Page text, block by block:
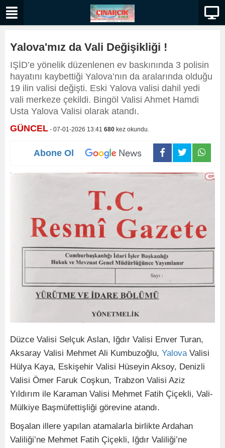
Yalova'mız da Vali Değişikliği !
IŞİD’e yönelik düzenlenen ev baskınında 3 polisin
hayatını kaybettiği Yalova’nın da aralarında olduğu
19 ilin valisi değişti. Eski Yalova valisi dahil yedi
vali merkeze çekildi. Bingöl Valisi Ahmet Hamdi
Usta Yalova Valisi olarak atandı.
GÜNCEL - 07-01-2026 13:41 680 kez okundu.
Abone Ol
Düzce Valisi Selçuk Aslan, Iğdır Valisi Enver Turan,
Aksaray Valisi Mehmet Ali Kumbuzoğlu, YalovaValisi
Hülya Kaya, Eskişehir Valisi Hüseyin Aksoy, Denizli
Valisi Ömer Faruk Coşkun, Trabzon Valisi Aziz
Yıldırım ile Karaman Valisi Mehmet Fatih Çiçekli, Vali-
Mülkiye Başmüfettişliği görevine atandı.
Boşalan illere yapılan atamalarla birlikte Ardahan
Valiliği’ne Mehmet Fatih Çiçekli, Iğdır Valiliği’ne